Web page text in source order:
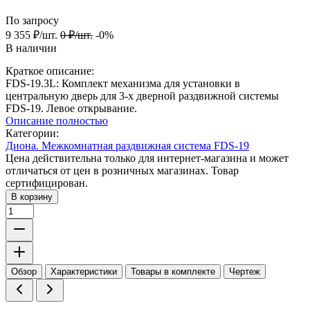
По запросу
9 355 ₽/шт. 0 ₽/шт. -0%
В наличии
Краткое описание:
FDS-19.3L: Комплект механизма для установки в
центральную дверь для 3-х дверной раздвижной системы
FDS-19. Левое открывание.
Описание полностью
Категории:
Диона. Межкомнатная раздвижная система FDS-19
Цена действительна только для интернет-магазина и может
отличаться от цен в розничных магазинах. Товар
сертифицирован.
В корзину
Обзор Характеристики Товары в комплекте Чертеж